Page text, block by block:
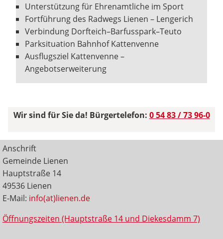
Unterstützung für Ehrenamtliche im Sport
Fortführung des Radwegs Lienen – Lengerich
Verbindung Dorfteich–Barfusspark–Teuto
Parksituation Bahnhof Kattenvenne
Ausflugsziel Kattenvenne –
Angebotserweiterung
Wir sind für Sie da! Bürgertelefon: 0 54 83 / 73 96-0
Anschrift
Gemeinde Lienen
Hauptstraße 14
49536 Lienen
E-Mail: info(at)lienen.de
Öffnungszeiten (Hauptstraße 14 und Diekesdamm 7)